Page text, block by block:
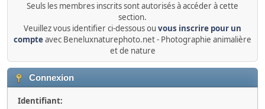
Seuls les membres inscrits sont autorisés à accéder à cette
section.
Veuillez vous identifier ci-dessous ou vous inscrire pour un
compteavec Beneluxnaturephoto.net - Photographie animalière
et de nature
Connexion
Identifiant: